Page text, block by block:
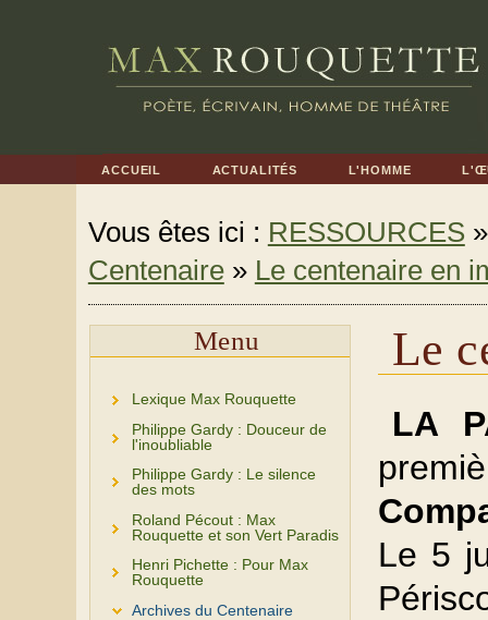
ACCUEIL ACTUALITÉS L'HOMME
Vous êtes ici : RESSOURCES
Centenaire» Le centenaire en
Menu
Lexique Max Rouquette
Philippe Gardy : Douceur de
l'inoubliable
Philippe Gardy : Le silence
des mots
Roland Pécout : Max
Rouquette et son Vert Paradis
Henri Pichette : Pour Max
Rouquette
Archives du Centenaire
Le
LA
Le 5